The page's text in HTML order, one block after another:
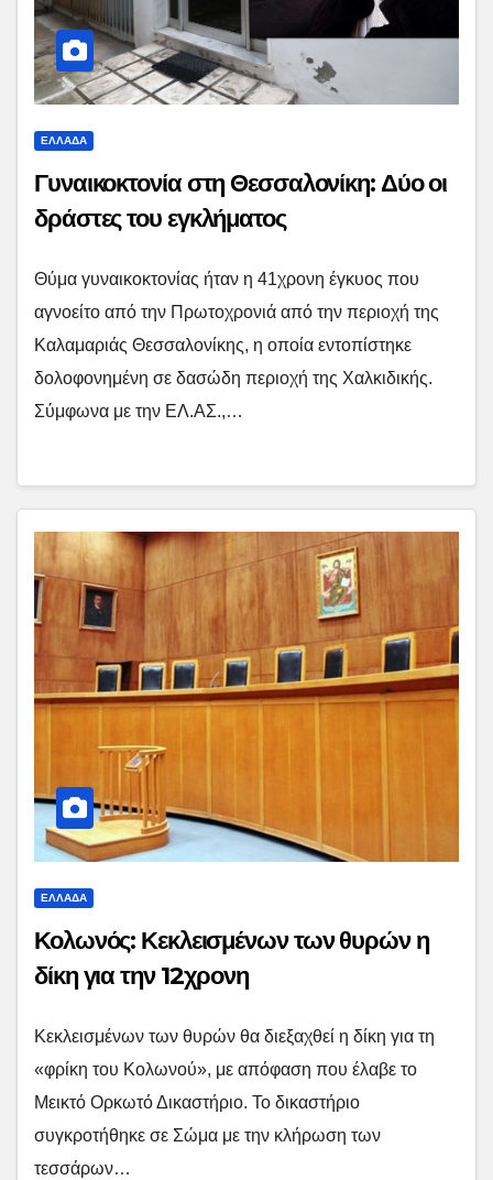
ΕΛΛΑΔΑ
Γυναικοκτονία στη Θεσσαλονίκη: Δύο οι
δράστες του εγκλήματος
Θύμα γυναικοκτονίας ήταν η 41χρονη έγκυος που
αγνοείτο από την Πρωτοχρονιά από την περιοχή της
Καλαμαριάς Θεσσαλονίκης, η οποία εντοπίστηκε
δολοφονημένη σε δασώδη περιοχή της Χαλκιδικής.
Σύμφωνα με την ΕΛ.ΑΣ.,…
ΕΛΛΑΔΑ
Κολωνός: Κεκλεισμένων των θυρών η
δίκη για την 12χρονη
Κεκλεισμένων των θυρών θα διεξαχθεί η δίκη για τη
«φρίκη του Κολωνού», με απόφαση που έλαβε το
Μεικτό Ορκωτό Δικαστήριο. Το δικαστήριο
συγκροτήθηκε σε Σώμα με την κλήρωση των
τεσσάρων…